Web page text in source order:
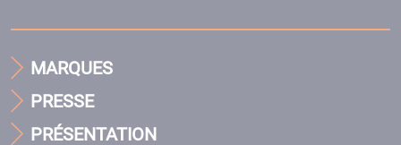
MARQUES
PRESSE
PRÉSENTATION